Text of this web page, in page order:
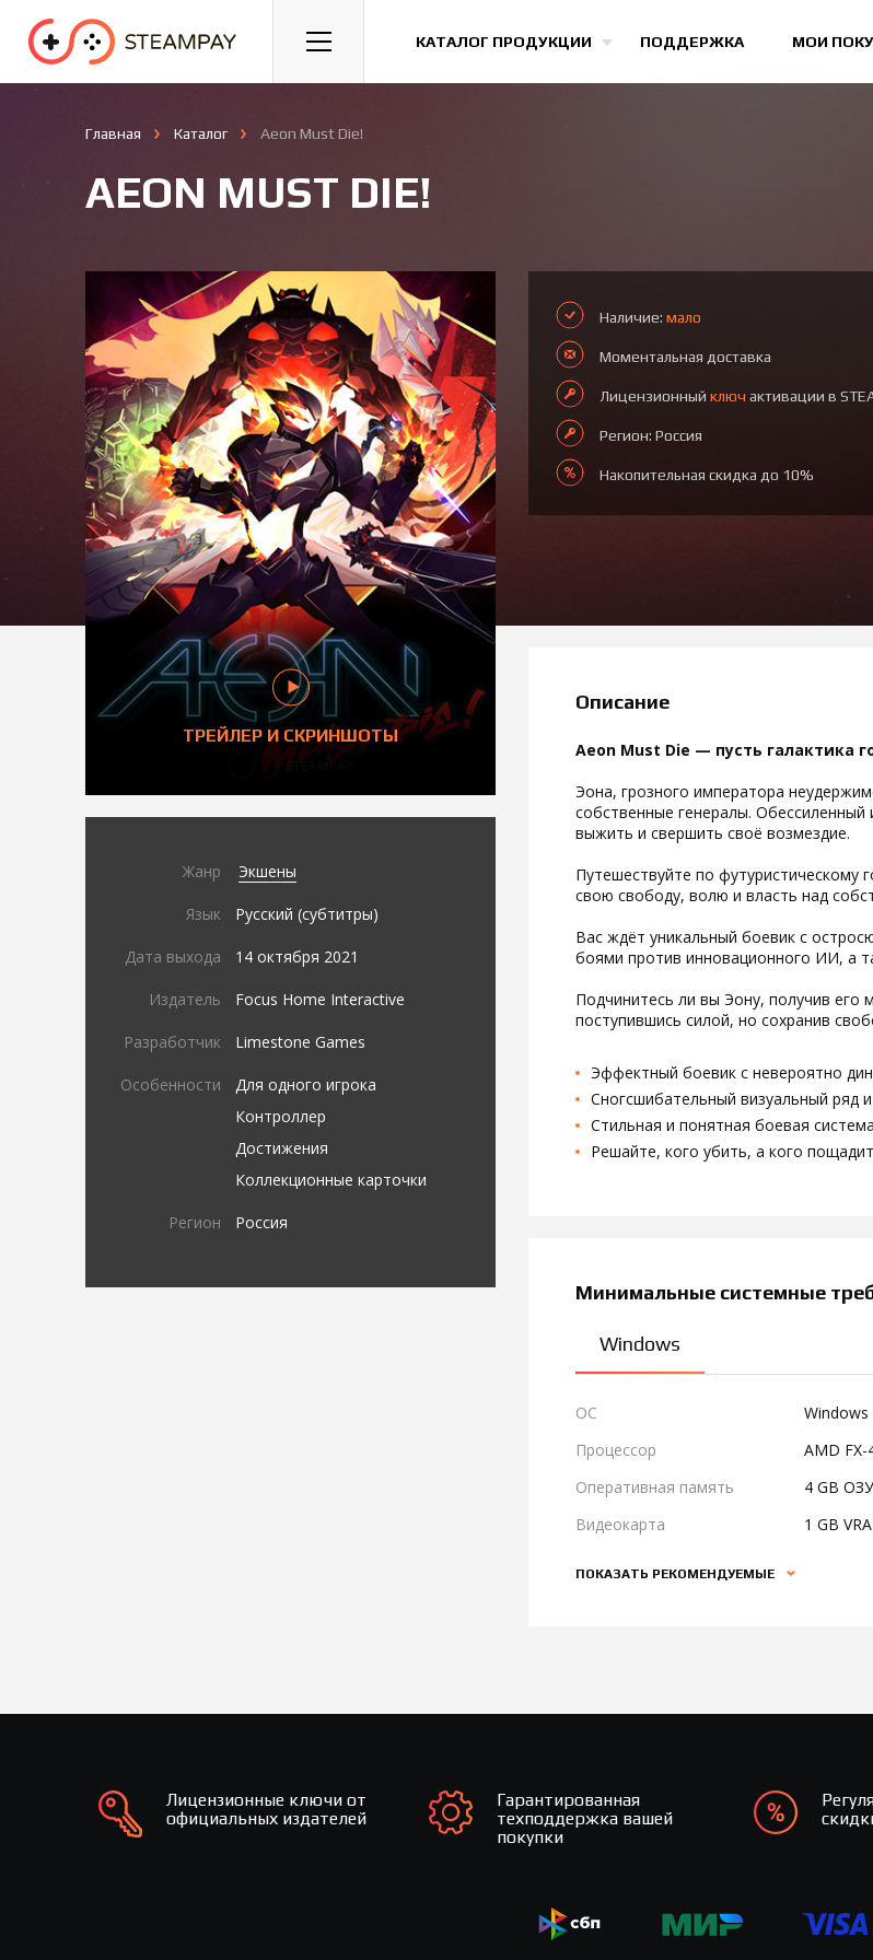
КАТАЛОГ ПРОДУКЦИИ ПОДДЕРЖКА МОИ
Спорт Гонки Казуальные Все игры
Главная Каталог Aeon Must Die!
AEON MUST DIE!
ТРЕЙЛЕР И СКРИНШОТЫ
Жанр Экшены
Язык Русский (субтитры)
Дата выхода 14 октября 2021
Издатель Focus Home Interactive
Разработчик Limestone Games
Особенности
Для одного игрока
Контроллер
Достижения
Коллекционные карточки
Регион Россия
Наличие: мало
Моментальная доставка
Лицензионный ключ активации в
Регион: Россия
Накопительная скидка до 10%
Описание
Aeon Must Die — пусть галактика
Эона, грозного императора
собственные генералы.
выжить и свершить своё возмездие.
Путешествуйте по футуристическому
свою свободу, волю и власть над
Вас ждёт уникальный боевик с
боями против инновационного ИИ, а
Подчинитесь ли вы Эону, получив
поступившись силой, но сохранив
Эффектный боевик с невероятно
Сногсшибательный визуальный ряд
Стильная и понятная боевая
Решайте, кого убить, а кого
Минимальные системные
Windows
ОС
Windows
Процессор
AMD
Оперативная память
4 GB ОЗУ
Видеокарта
1 GB
ПОКАЗАТЬ РЕКОМЕНДУЕМЫЕ
Лицензионные ключи от
официальных издателей
Гарантированная
техподдержка вашей
покупки